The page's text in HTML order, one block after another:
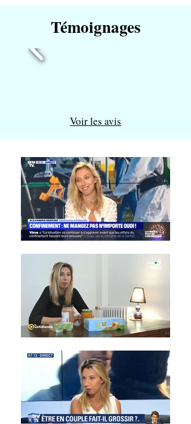
Témoignages
Voir les avis